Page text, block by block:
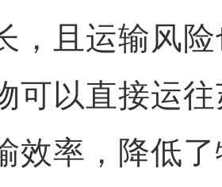
，且运输风
可以直接运
效率，降低